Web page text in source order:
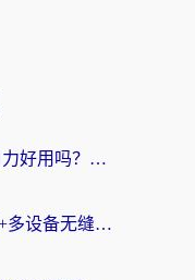
海外党必看：Quickback和引力好用吗？3分钟搞懂回国加速器怎么选
海外党必看：电视VPN回国+多设备无缝访问国内资源的实用指南